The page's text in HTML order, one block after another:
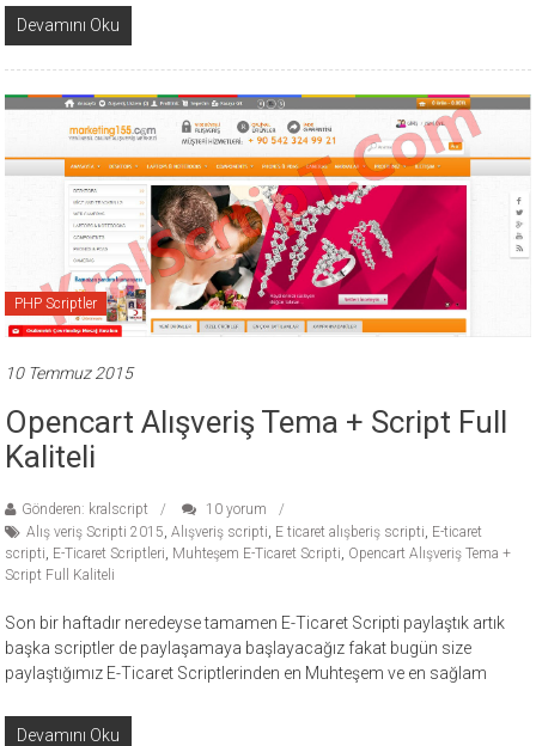
Devamını Oku
PHP Scriptler
10 Temmuz 2015
Opencart Alışveriş Tema + Script Full
Kaliteli
Gönderen: kralscript
10 yorum
Alış veriş Scripti 2015,Alışveriş scripti, E ticaret alışberiş scripti, E-ticaret
scripti, E-Ticaret Scriptleri, Muhteşem E-Ticaret Scripti, Opencart Alışveriş Tema +
Script Full Kaliteli
Son bir haftadır neredeyse tamamen E-Ticaret Scripti paylaştık artık
başka scriptler de paylaşamaya başlayacağız fakat bugün size
paylaştığımız E-Ticaret Scriptlerinden en Muhteşem ve en sağlam
Devamını Oku